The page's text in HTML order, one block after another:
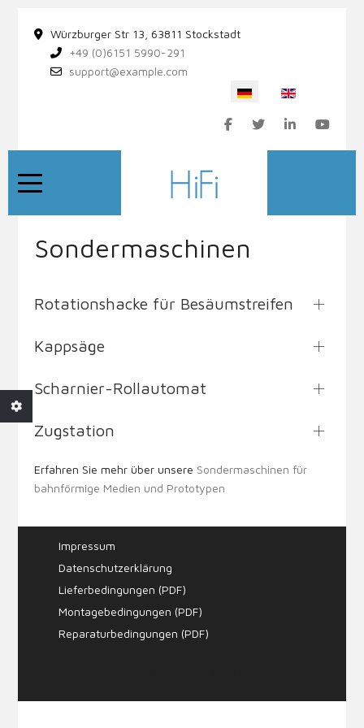
Würzburger Str 13, 63811 Stockstadt
+49 (0)6151 5990-291
support@example.com
Sprache auswählen
Mobile Menu Toggle
Sondermaschinen
Rotationshacke für Besäumstreifen
Kappsäge
Scharnier-Rollautomat
Zugstation
Erfahren Sie mehr über unsere Sondermaschinen für
bahnförmige Medien und Prototypen
Impressum
Datenschutzerklärung
Lieferbedingungen (PDF)
Montagebedingungen (PDF)
Reparaturbedingungen (PDF)